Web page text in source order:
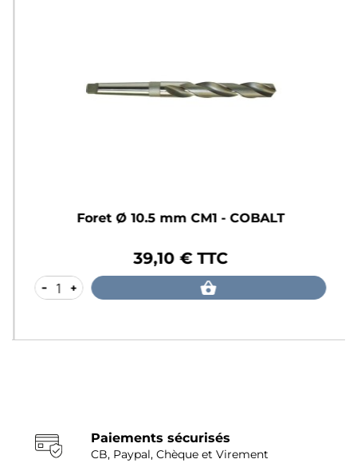
Foret Ø 10.5 mm CM1 - COBALT
39,10 € TTC
- +
Paiements sécurisés
CB, Paypal, Chèque et Virement